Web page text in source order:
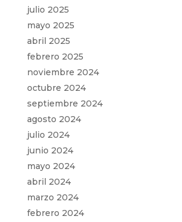
julio 2025
mayo 2025
abril 2025
febrero 2025
noviembre 2024
octubre 2024
septiembre 2024
agosto 2024
julio 2024
junio 2024
mayo 2024
abril 2024
marzo 2024
febrero 2024